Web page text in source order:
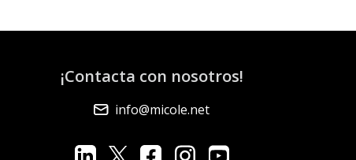
¡Contacta con nosotros!
info@micole.net